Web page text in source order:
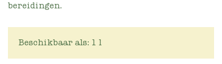
bereidingen.
Beschikbaar als: 1 l